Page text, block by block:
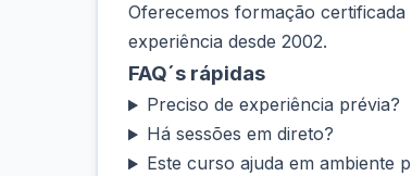
Oferecemos formação
experiência desde 2002.
FAQ´s rápidas
Preciso de experiência prévia?
Há sessões em direto?
Este curso ajuda em ambiente